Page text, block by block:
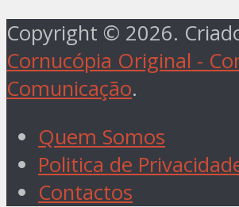
Copyright © 2026.
Cornucópia Original -
Comunicação.
Quem Somos
Politica de
Contactos